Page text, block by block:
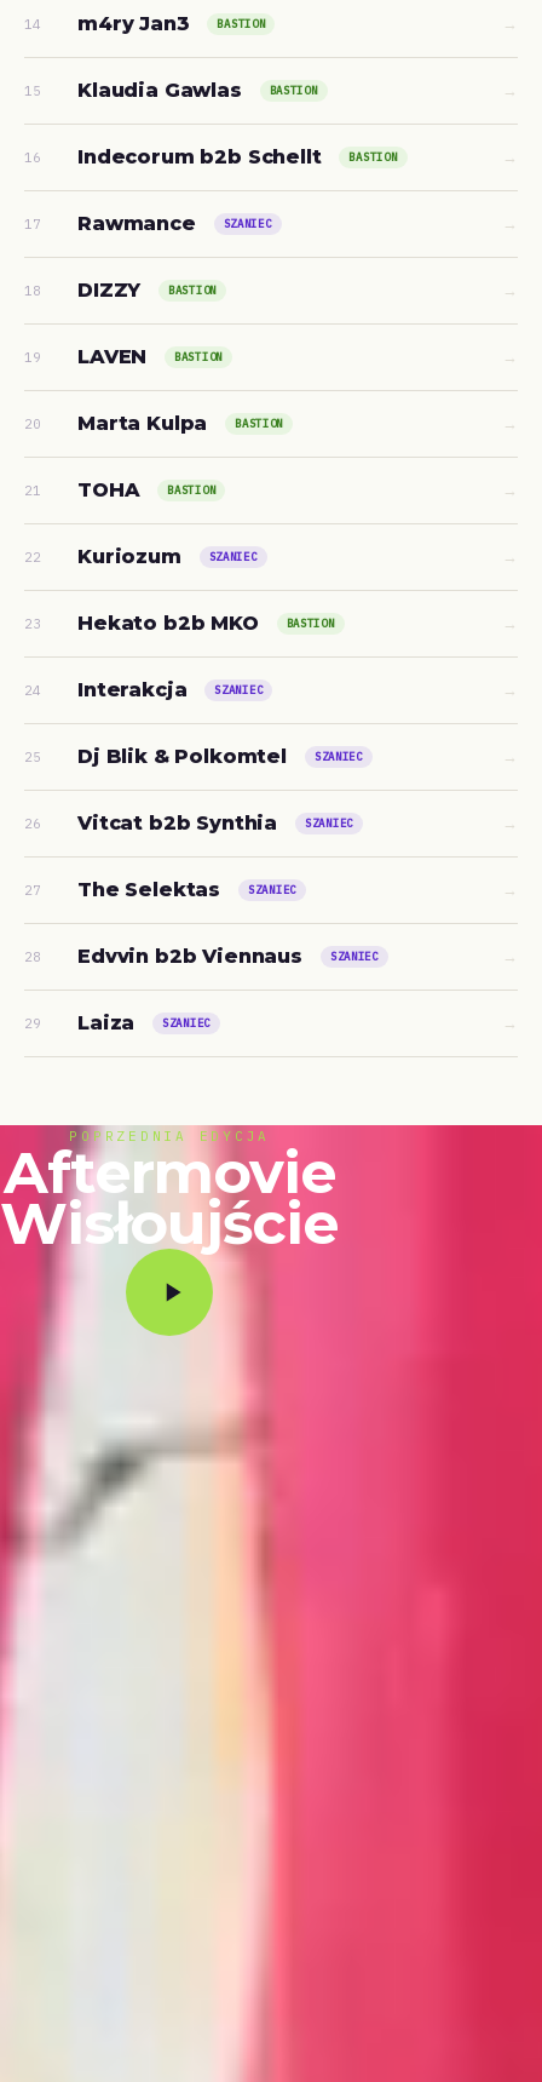
14 m4ry Jan3 BASTION →
15 Klaudia Gawlas BASTION →
16 Indecorum b2b Schellt BASTION →
17 Rawmance SZANIEC →
18 DIZZY BASTION →
19 LAVEN BASTION →
20 Marta Kulpa BASTION →
21 TOHA BASTION →
22 Kuriozum SZANIEC →
23 Hekato b2b MKO BASTION →
24 Interakcja SZANIEC →
25 Dj Blik & Polkomtel SZANIEC →
26 Vitcat b2b Synthia SZANIEC →
27 The Selektas SZANIEC →
28 Edvvin b2b Viennaus SZANIEC →
29 Laiza SZANIEC →
POPRZEDNIA EDYCJA
Aftermovie
Wisłoujście